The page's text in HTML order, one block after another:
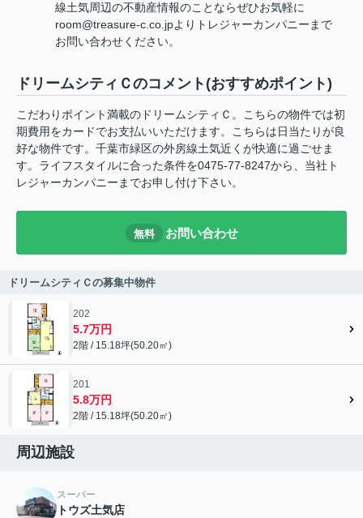
線土気周辺の不動産情報のことならぜひお気軽に
room@treasure-c.co.jpよりトレジャーカンパニーまで
お問い合わせください。
ドリームシティＣのコメント(おすすめポイント)
こだわりポイント満載のドリームシティＣ。こちらの物件では初
期費用をカードでお支払いいただけます。こちらは日当たりが良
好な物件です。千葉市緑区の外房線土気近くが快適に過ごせま
す。ライフスタイルに合った条件を0475-77-8247から、当社ト
レジャーカンパニーまでお申し付け下さい。
無料 お問い合わせ
ドリームシティＣの募集中物件
202
5.7万円
2階 / 15.18坪(50.20㎡)
201
5.8万円
2階 / 15.18坪(50.20㎡)
周辺施設
スーパー
トウズ土気店